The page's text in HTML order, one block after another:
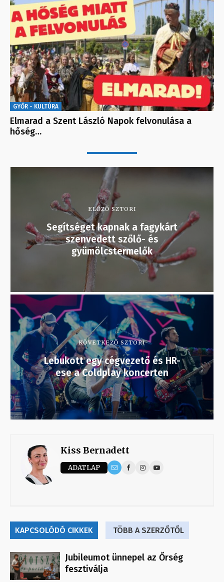
GYŐR - KULTÚRA
Elmarad a Szent László Napok felvonulása a
hőség…
ELŐZŐ SZTORI
Segítséget kapnak a fagykárt
szenvedett szőlő- és
gyümölcstermelők
KÖVETKEZŐ SZTORI
Lebukott egy cégvezető és HR-
ese a Coldplay koncerten
Kiss Bernadett
ADATLAP
KAPCSOLÓDÓ CIKKEK TÖBB A SZERZŐTŐL
Jubileumot ünnepel az Őrség
fesztiválja